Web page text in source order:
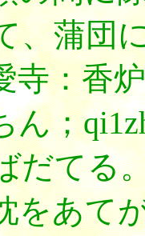
、蒲団
：香
ん；
だてる
をあて